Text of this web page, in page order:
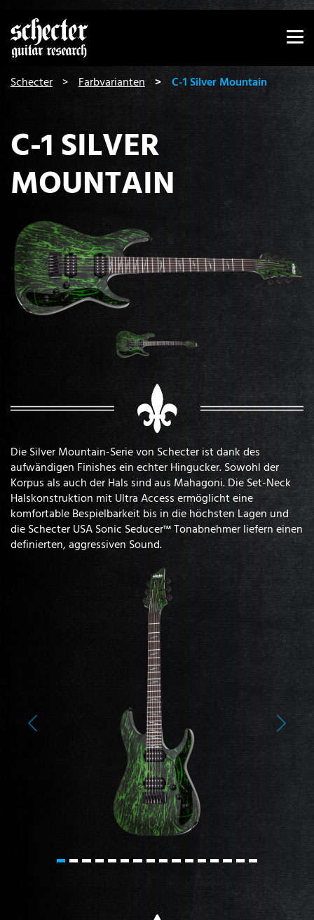
Zeige besser passende Version dieser Seite
Diese Meldung nicht mehr anzeigen
Schecter Farbvarianten C-1 Silver Mountain
C-1 SILVER
MOUNTAIN
Die Silver Mountain-Serie von Schecter ist dank des
aufwändigen Finishes ein echter Hingucker. Sowohl der
Korpus als auch der Hals sind aus Mahagoni. Die Set-Neck
Halskonstruktion mit Ultra Access ermöglicht eine
komfortable Bespielbarkeit bis in die höchsten Lagen und
die Schecter USA Sonic Seducer™ Tonabnehmer liefern einen
definierten, aggressiven Sound.
Previous Next